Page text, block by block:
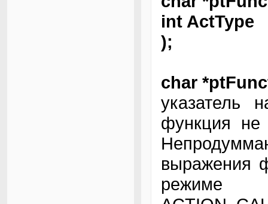
int ActType
);
char
указатель
функция не
выражения